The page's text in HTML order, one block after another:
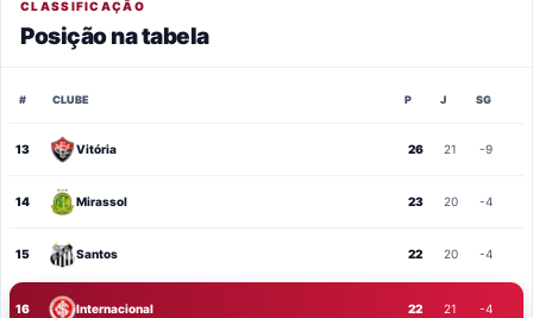
CLASSIFICAÇÃO
Posição na tabela
# CLUBE P J SG
13 Vitória 26 21 -9
14 Mirassol 23 20 -4
15 Santos 22 20 -4
16 Internacional 22 21 -4